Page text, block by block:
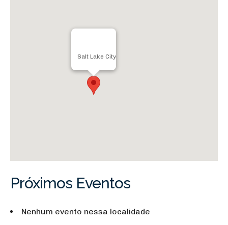
Salt Lake City
Próximos Eventos
Nenhum evento nessa localidade